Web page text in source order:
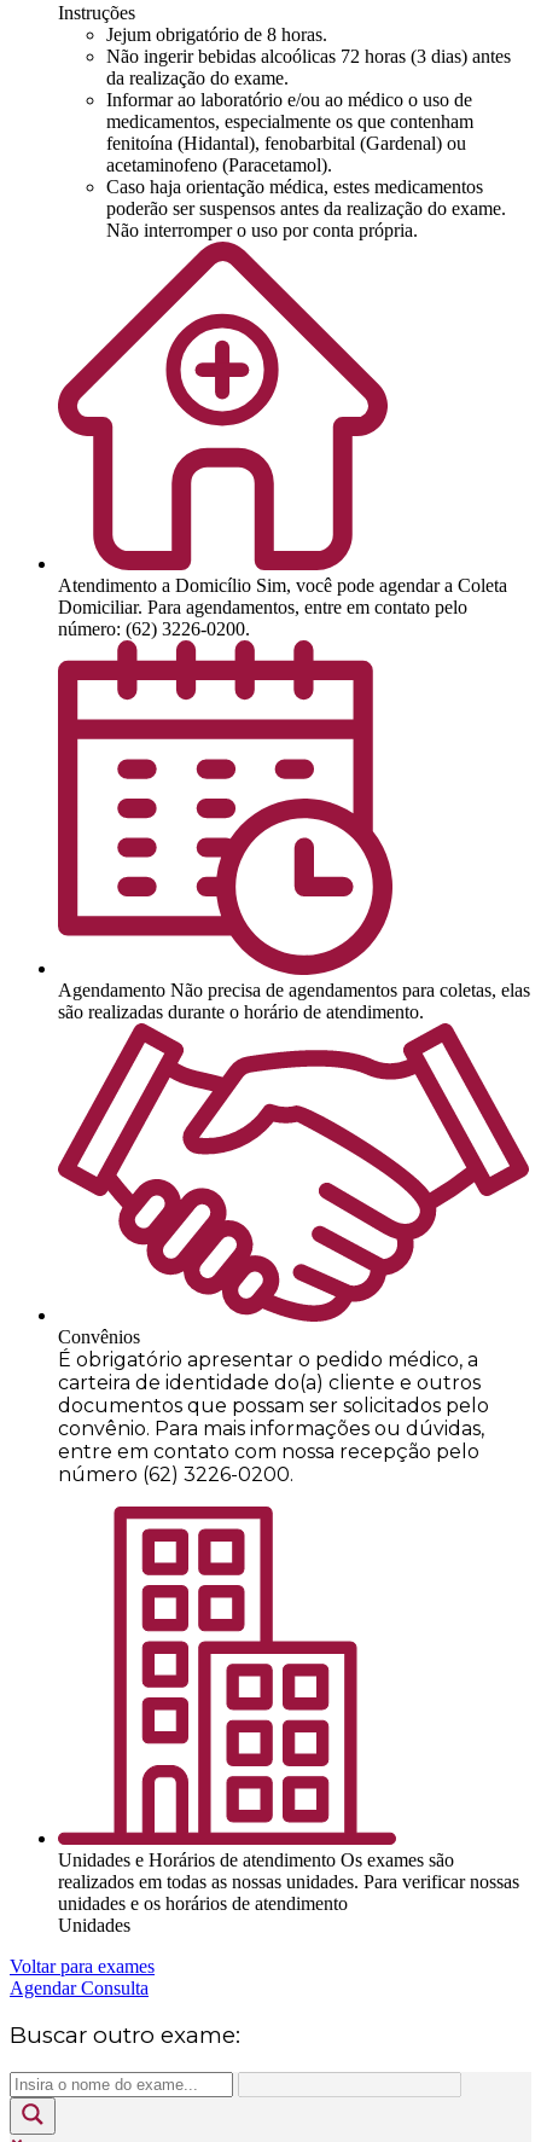
Instruções
Jejum obrigatório de 8 horas.
Não ingerir bebidas alcoólicas 72 horas (3 dias) antes
da realização do exame.
Informar ao laboratório e/ou ao médico o uso de
medicamentos, especialmente os que contenham
fenitoína (Hidantal), fenobarbital (Gardenal) ou
acetaminofeno (Paracetamol).
Caso haja orientação médica, estes medicamentos
poderão ser suspensos antes da realização do exame.
Não interromper o uso por conta própria.
Atendimento a Domicílio Sim, você pode agendar a Coleta
Domiciliar. Para agendamentos, entre em contato pelo
número: (62) 3226-0200.
Agendamento Não precisa de agendamentos para coletas, elas
são realizadas durante o horário de atendimento.
Convênios
É obrigatório apresentar o pedido médico, a
carteira de identidade do(a) cliente e outros
documentos que possam ser solicitados pelo
convênio. Para mais informações ou dúvidas,
entre em contato com nossa recepção pelo
número (62) 3226-0200.
Unidades e Horários de atendimento Os exames são
realizados em todas as nossas unidades. Para verificar nossas
unidades e os horários de atendimento
Unidades
Voltar para exames
Agendar Consulta
Buscar outro exame: